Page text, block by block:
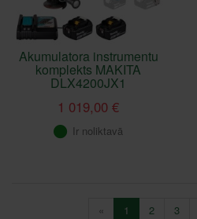
Akumulatora instrumentu
komplekts MAKITA
DLX4200JX1
1 019,00 €
Ir noliktavā
« 1 2 3